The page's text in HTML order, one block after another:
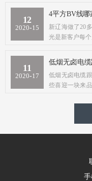
12
2020-15
4平方BV线哪
新辽海做了20
光是新客户每
11
2020-17
低烟无卤电
低烟无卤电缆
些喜迎一块来
手